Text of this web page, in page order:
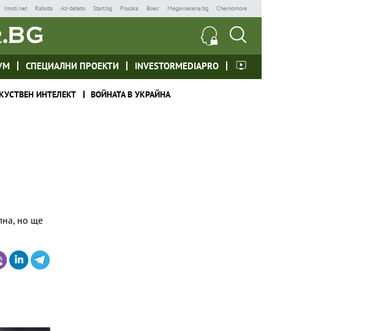
Imoti.net Rabota Az-deteto Start.bg Posoka Boec Megavselena.bg Chernomore
СПЕЦИАЛНИ ПРОЕКТИ INVESTORMEDIAPRO
ИНТЕЛЕКТ ВОЙНАТА В УКРАЙНА
но ще